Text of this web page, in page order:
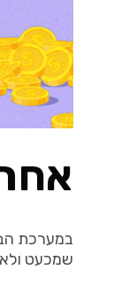
במערכת
שמכעט ולא